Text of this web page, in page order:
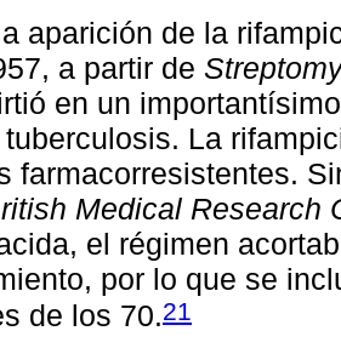
aparición de la
a partir de
en un
La
farmacorresistentes.
Medical Research
el régimen
por lo que se
de los 70.21